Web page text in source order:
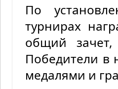
По
турнирах
общий
Победители в
медалями и